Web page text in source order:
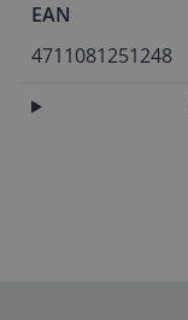
EAN
4711081251248